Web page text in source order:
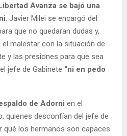
Avanza se bajó una
. Javier Milei se encargó del
que no quedaran dudas y,
malestar con la situación de
y las presiones para que sea
jefe de Gabinete “ni en pedo
de Adorni en el
quienes desconfían del jefe de
qué los hermanos son capaces